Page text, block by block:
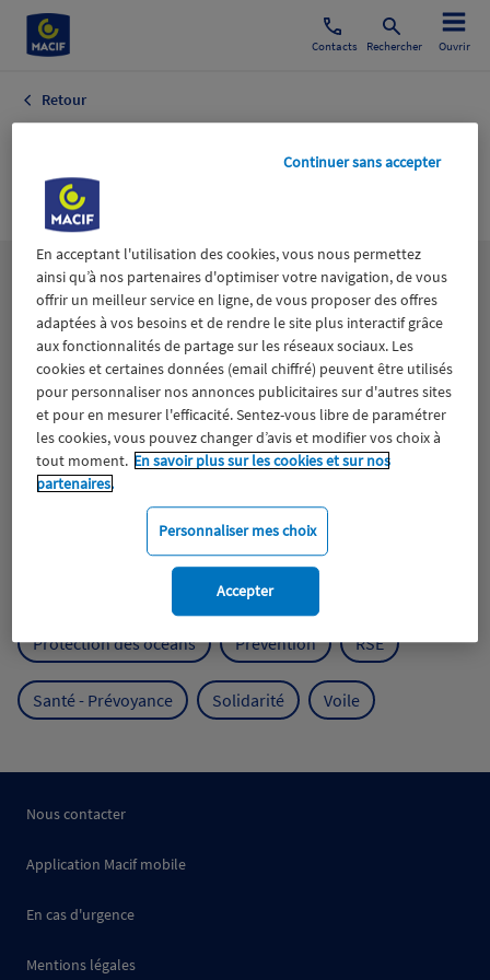
Contacts Rechercher Ouvrir
Retour
d'Entreprise
Lesthématiques
Aidants Catastrophes naturelles Climat
Engagement Epargne ESS
Expérience clients Fondation Macif Jeunesse
Mutualisme
Protection de l'environnement
Protection des océans Prévention RSE
Santé - Prévoyance Solidarité Voile
Nous contacter
Application Macif mobile
En cas d'urgence
Mentions légales
En acceptant l'utilisation des cookies, vous nous permettez
ainsi qu’à nos partenaires d'optimiser votre navigation, de vous
offrir un meilleur service en ligne, de vous proposer des offres
adaptées à vos besoins et de rendre le site plus interactif grâce
aux fonctionnalités de partage sur les réseaux sociaux. Les
cookies et certaines données (email chiffré) peuvent être utilisés
pour personnaliser nos annonces publicitaires sur d'autres sites
et pour en mesurer l'efficacité. Sentez-vous libre de paramétrer
les cookies, vous pouvez changer d’avis et modifier vos choix à
tout moment. En savoir plus sur les cookies et sur nos
partenaires.
Personnaliser mes choix
Continuer sans accepter
Accepter